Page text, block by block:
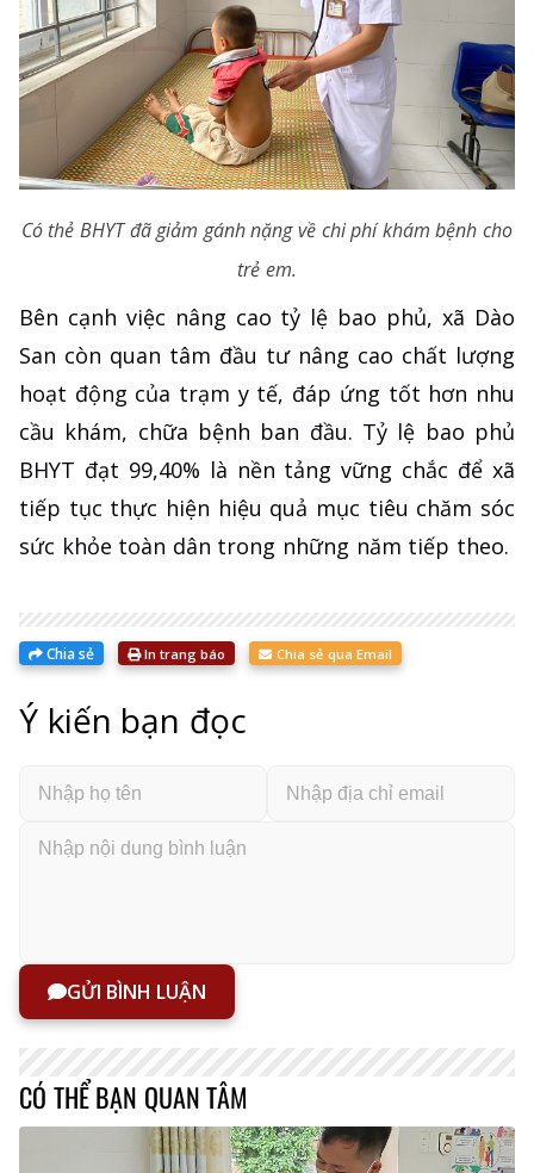
Có thẻ BHYT đã giảm gánh nặng về chi phí khám bệnh cho
trẻ em.
Bên cạnh việc nâng cao tỷ lệ bao phủ, xã Dào
San còn quan tâm đầu tư nâng cao chất lượng
hoạt động của trạm y tế, đáp ứng tốt hơn nhu
cầu khám, chữa bệnh ban đầu. Tỷ lệ bao phủ
BHYT đạt 99,40% là nền tảng vững chắc để xã
tiếp tục thực hiện hiệu quả mục tiêu chăm sóc
sức khỏe toàn dân trong những năm tiếp theo.
Chia sẻ In trang báo Chia sẻ qua Email
Ý kiến bạn đọc
GỬI BÌNH LUẬN
CÓ THỂ BẠN QUAN TÂM